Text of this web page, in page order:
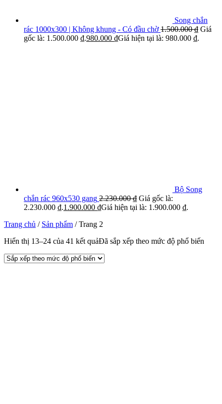
Song chắn
rác 1000x300 | Không khung - Có đầu chờ 1.500.000₫ Giá
gốc là: 1.500.000 ₫.980.000 ₫Giá hiện tại là: 980.000 ₫.
Bộ Song
chắn rác 960x530 gang 2.230.000₫ Giá gốc là:
2.230.000 ₫.1.900.000 ₫Giá hiện tại là: 1.900.000 ₫.
Trang chủ / Sản phẩm / Trang 2
Hiển thị 13–24 của 41 kết quảĐã sắp xếp theo mức độ phổ biến